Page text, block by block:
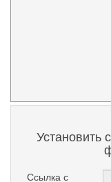
Установить
Ссылка с